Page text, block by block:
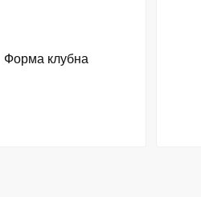
Форма клубна